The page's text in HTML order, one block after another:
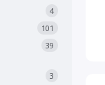
4
101
39
3